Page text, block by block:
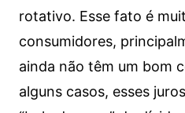
rotativo. Esse fato é
consumidores,
ainda não têm um bom
alguns casos, esses